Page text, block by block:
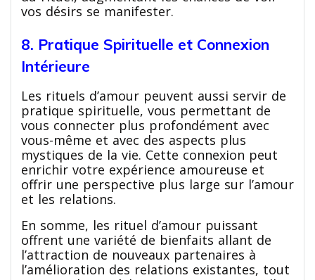
vos désirs se manifester.
8. Pratique Spirituelle et Connexion
Intérieure
Les rituels d’amour peuvent aussi servir de
pratique spirituelle, vous permettant de
vous connecter plus profondément avec
vous-même et avec des aspects plus
mystiques de la vie. Cette connexion peut
enrichir votre expérience amoureuse et
offrir une perspective plus large sur l’amour
et les relations.
En somme, les rituel d’amour puissant
offrent une variété de bienfaits allant de
l’attraction de nouveaux partenaires à
l’amélioration des relations existantes, tout